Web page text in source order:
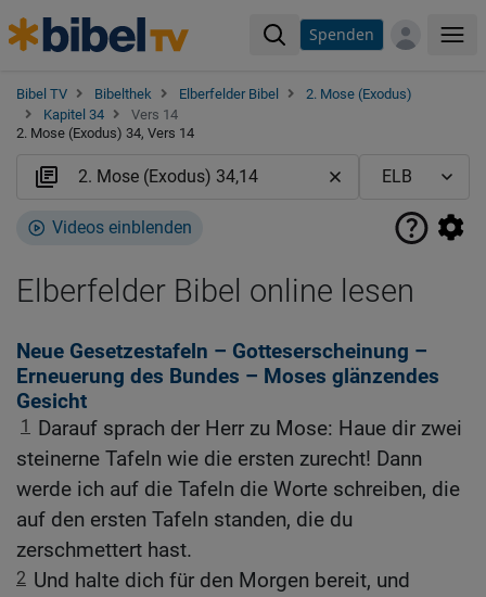
Spenden
Bibel TV Bibelthek Elberfelder Bibel
2. Mose (Exodus)
Kapitel 34
Vers 14
2. Mose (Exodus) 34, Vers 14
Videos einblenden
Elberfelder Bibel online lesen
Neue Gesetzestafeln – Gotteserscheinung –
Erneuerung des Bundes – Moses glänzendes
Gesicht
1
Darauf sprach der Herr zu Mose: Haue dir zwei
steinerne Tafeln wie die ersten zurecht! Dann
werde ich auf die Tafeln die Worte schreiben, die
auf den ersten Tafeln standen, die du
zerschmettert hast.
2 Und halte dich für den Morgen bereit, und